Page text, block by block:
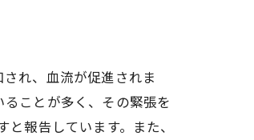
れ、血流が促進されま
ことが多く、その緊張を
報告しています。また、